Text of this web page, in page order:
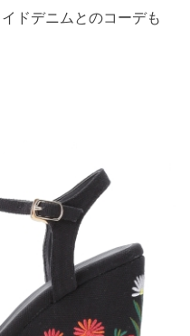
ドデニムとのコーデも